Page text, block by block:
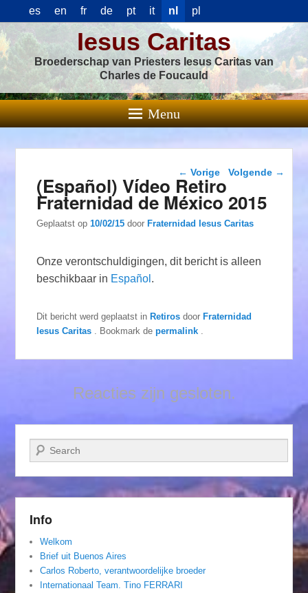
es en fr de pt it nl pl
Iesus Caritas
Broederschap van Priesters Iesus Caritas van
Charles de Foucauld
Menu
Berichtnavigatie
← Vorige Volgende →
(Español) Vídeo Retiro
Fraternidad de México 2015
Geplaatst op10/02/15 doorFraternidad Iesus Caritas
Onze verontschuldigingen, dit bericht is alleen
beschikbaar in Español .
Dit bericht werd geplaatst inRetiros doorFraternidad
Iesus Caritas
. Bookmark depermalink
Reacties zijn gesloten.
Zoeken
Info
Welkom
Brief uit Buenos Aires
Carlos Roberto, verantwoordelijke broeder
Internationaal Team. Tino FERRARI